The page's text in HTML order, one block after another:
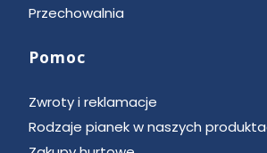
Przechowalnia
Pomoc
Zwroty i reklamacje
Rodzaje pianek w naszych